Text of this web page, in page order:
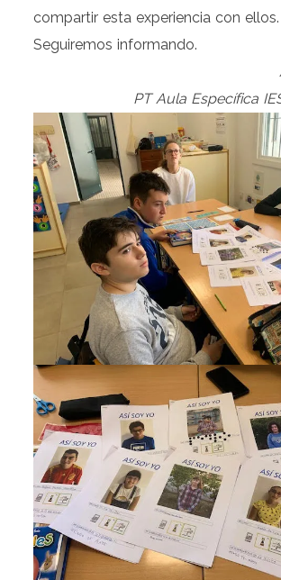
compartir esta experiencia con ellos.
Seguiremos informando.
PT Aula Específica